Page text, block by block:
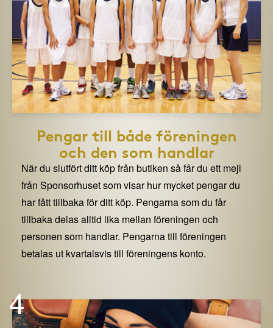
Pengar till både föreningen
och den som handlar
När du slutfört ditt köp från butiken så får du ett mejl
från Sponsorhuset som visar hur mycket pengar du
har fått tillbaka för ditt köp. Pengarna som du får
tillbaka delas alltid lika mellan föreningen och
personen som handlar. Pengarna till föreningen
betalas ut kvartalsvis till föreningens konto.
4